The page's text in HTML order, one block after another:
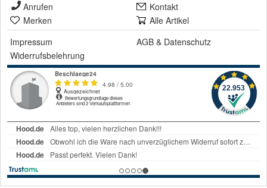
Anrufen
Kontakt
Merken
Alle Artikel
Impressum
AGB & Datenschutz
Widerrufsbelehrung